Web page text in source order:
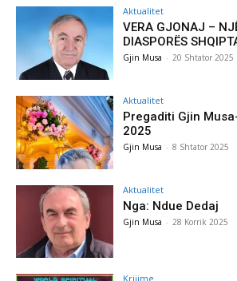
Aktualitet
VERA GJONAJ –
DIASPORËS
Gjin Musa - 20 Shtator 2025
Aktualitet
Pregaditi Gjin
2025
Gjin Musa - 8 Shtator 2025
Aktualitet
Nga: Ndue Dedaj
Gjin Musa - 28 Korrik 2025
Krijime